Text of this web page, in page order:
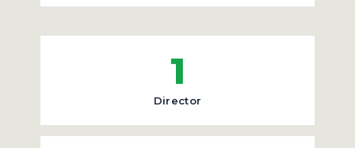
1
Director